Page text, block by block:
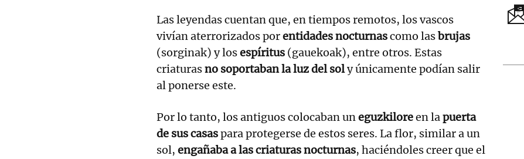
Las leyendas cuentan que, en tiempos remotos, los vascos
vivían aterrorizados porentidades nocturnascomo lasbrujas
(sorginak) y losespíritus (gauekoak), entre otros. Estas
criaturasno soportaban la luz del soly únicamente podían salir
al ponerse este.
Por lo tanto, los antiguos colocaban uneguzkiloreen lapuerta
de sus casaspara protegerse de estos seres. La flor, similar a un
sol, engañaba a las criaturas nocturnas, haciéndoles creer que el